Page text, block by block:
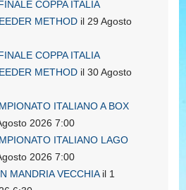
COPPA ITALIA
METHOD il 29 Agosto
COPPA ITALIA
METHOD il 30 Agosto
ITALIANO A BOX
2026 7:00
ITALIANO LAGO
2026 7:00
IN MANDRIA VECCHIAil 1